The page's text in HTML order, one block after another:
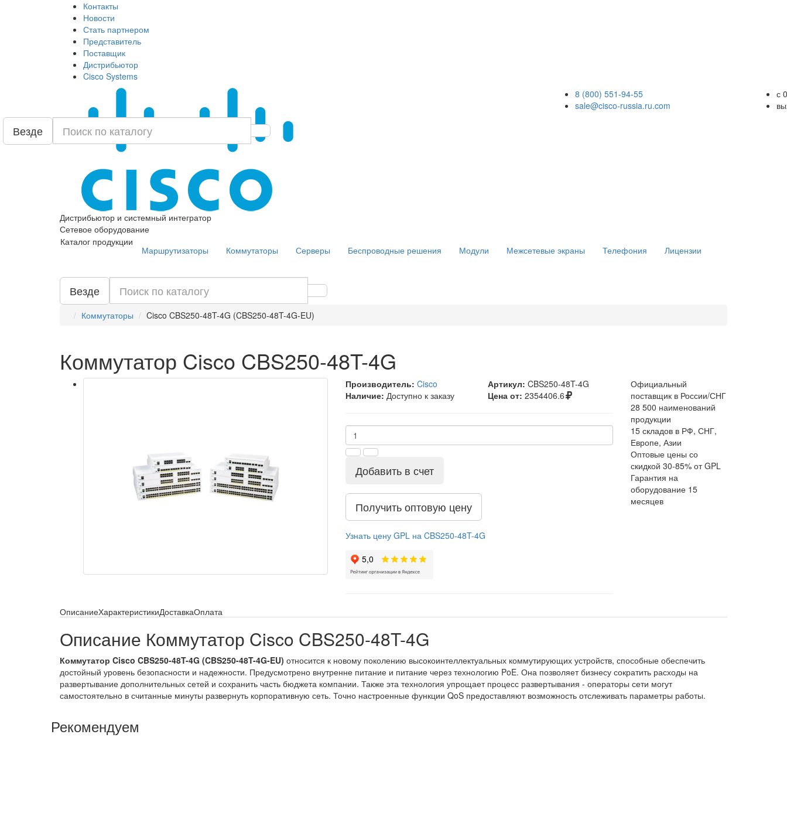
Контакты
Новости
Стать партнером
Представитель
Поставщик
Дистрибьютор
Cisco Systems
Дистрибьютор и системный интегратор
Сетевое оборудование
8 (800) 551-94-55
sale@cisco-russia.ru.com
с
Везде
Каталог продукции
Маршрутизаторы Коммутаторы Серверы Беспроводные решения Модули Межсетевые экраны Телефония Лицензии
Везде
Коммутаторы Cisco CBS250-48T-4G (CBS250-48T-4G-EU)
Коммутатор Cisco CBS250-48T-4G
Производитель: Cisco Артикул: CBS250-48T-4G
Наличие: Доступно к заказу Цена от: 2354406.6
Добавить в счет
Получить оптовую цену
Узнать цену GPL на CBS250-48T-4G
Официальный
поставщик в России/СНГ
28 500 наименований
продукции
15 складов в РФ, СНГ,
Европе, Азии
Оптовые цены со
скидкой 30-85% от GPL
Гарантия на
оборудование 15
месяцев
ОписаниеХарактеристикиДоставкаОплата
Описание Коммутатор Cisco CBS250-48T-4G
Коммутатор Cisco CBS250-48T-4G (CBS250-48T-4G-EU) относится к новому поколению высокоинтеллектуальных коммутирующих устройств, способные обеспечить
достойный уровень безопасности и надежности. Предусмотрено внутренне питание и питание через технологию PoE. Она позволяет бизнесу сократить расходы на
развертывание дополнительных сетей и сохранить часть бюджета компании. Также эта технология упрощает процесс развертывания - операторы сети могут
самостоятельно в считанные минуты развернуть корпоративную сеть. Точно настроенные функции QoS предоставляют возможность отслеживать параметры работы.
Рекомендуем